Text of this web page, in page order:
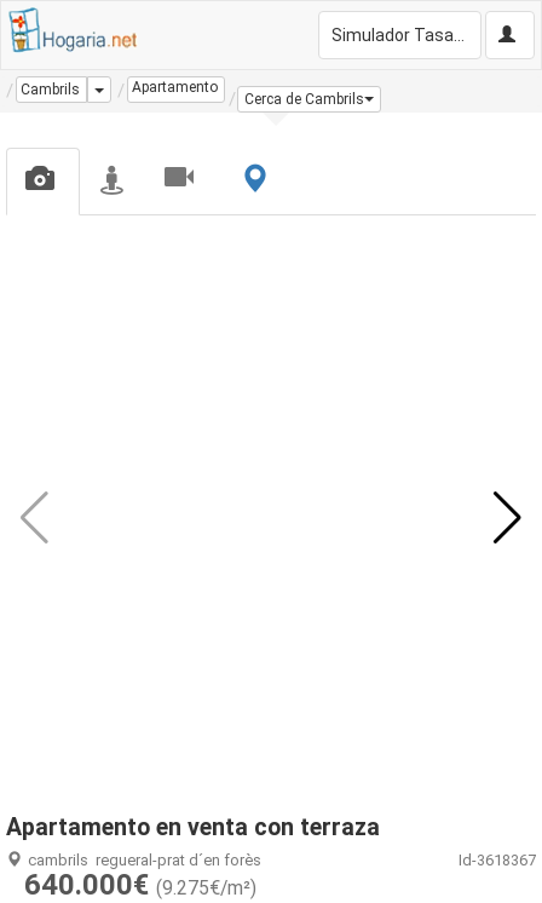
Cambrils Dropdown
Apartamento
Cerca de Cambrils
Apartamento en venta con terraza
cambrils regueral-prat d´en forès Id-3618367
640.000€ (9.275€/m²)